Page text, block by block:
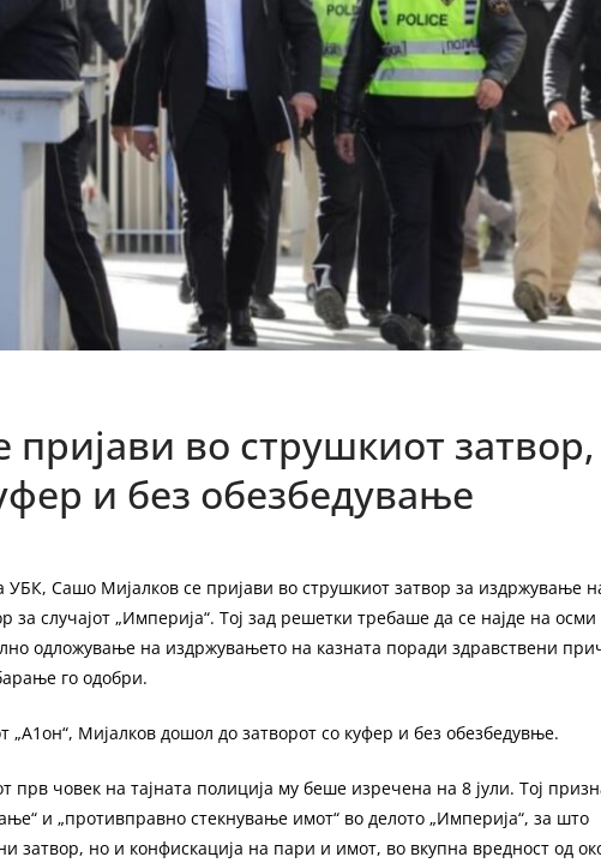
пријави во струшкиот затвор,
и без обезбедување
Сашо Мијалков се пријави во струшкиот затвор за издржување
за случајот „Империја“. Тој зад решетки требаше да се најде на осми
одложување на издржувањето на казната поради здравствени
го одобри.
„А1он“, Мијалков дошол до затворот со куфер и без обезбедувње.
прв човек на тајната полиција му беше изречена на 8 јули. Тој
и „противправно стекнување имот“ во делото „Империја“, за што
затвор, но и конфискација на пари и имот, во вкупна вредност од